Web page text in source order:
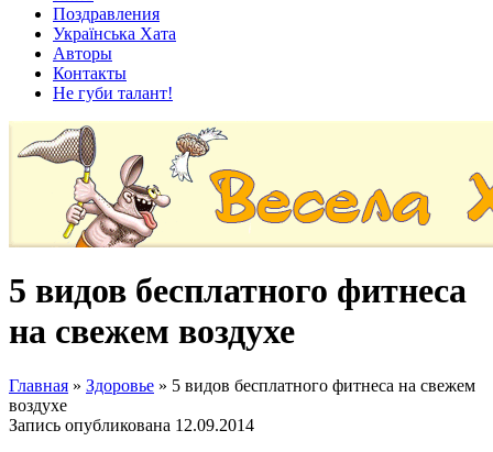
Поздравления
Українська Хата
Авторы
Контакты
Не губи талант!
5 видов бесплатного фитнеса
на свежем воздухе
Главная » Здоровье » 5 видов бесплатного фитнеса на свежем
воздухе
Запись опубликована 12.09.2014